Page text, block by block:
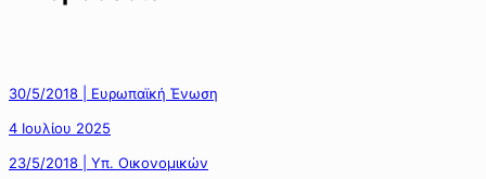
30/5/2018 | Ευρωπαϊκή Ένωση
4 Ιουλίου 2025
23/5/2018 | Υπ. Οικονομικών